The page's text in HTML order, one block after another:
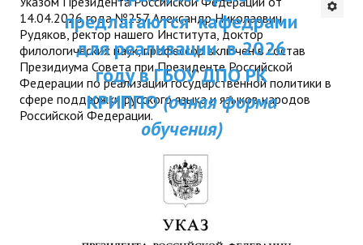
ДПО
Профессиональная переподготовка
Повышение квалификации
ДПП ПК:
Актуальное
занятий
предлагаются кафедрами
для реализации в 2026
году в ГБОУ ДПО РК
КРИППО(очная форма
обучения)
14.04.2026 года №257 Александр Николаевич
Рудяков, ректор нашего Института, доктор
филологических наук, профессор включен в состав
Президиума Совета при Президенте Российской
Федерации по реализации государственной политики в
сфере поддержки русского языка и языков народов
Российской Федерации.